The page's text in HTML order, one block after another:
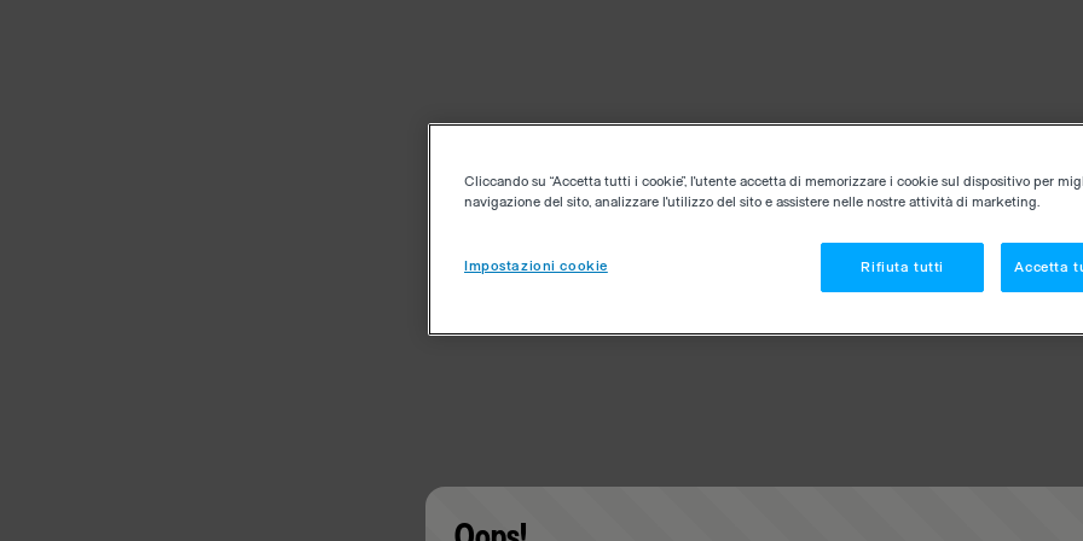
Cliccando su “Accetta tutti i cookie”, l'utente accetta di memorizzare i cookie sul dispositivo per
navigazione del sito, analizzare l'utilizzo del sito e assistere nelle nostre attività di marketing.
Impostazioni cookie Rifiuta tutti Accetta